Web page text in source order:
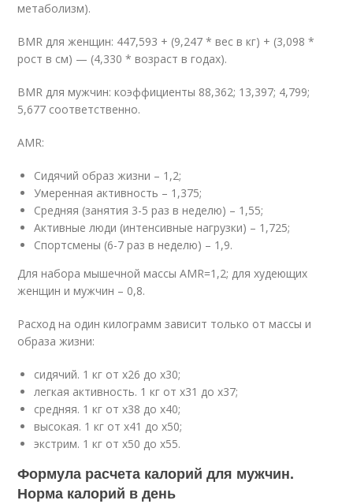
метаболизм).
BMR для женщин: 447,593 + (9,247 * вес в кг) + (3,098 *
рост в см) — (4,330 * возраст в годах).
BMR для мужчин: коэффициенты 88,362; 13,397; 4,799;
5,677 соответственно.
AMR:
Сидячий образ жизни – 1,2;
Умеренная активность – 1,375;
Средняя (занятия 3-5 раз в неделю) – 1,55;
Активные люди (интенсивные нагрузки) – 1,725;
Спортсмены (6-7 раз в неделю) – 1,9.
Для набора мышечной массы AMR=1,2; для худеющих
женщин и мужчин – 0,8.
Расход на один килограмм зависит только от массы и
образа жизни:
сидячий. 1 кг от x26 до x30;
легкая активность. 1 кг от x31 до x37;
средняя. 1 кг от x38 до x40;
высокая. 1 кг от x41 до x50;
экстрим. 1 кг от x50 до x55.
Формула расчета калорий для мужчин.
Норма калорий в день